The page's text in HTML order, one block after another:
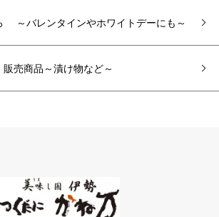
～バレンタインやホワイトデーにも～
販売商品～漬け物など～